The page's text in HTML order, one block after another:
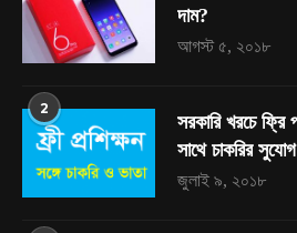
দাম?
আগস্ট ৫, ২০১৮
2
সরকারি খরচে ফ্রি
সাথে চাকরির সুযোগ
জুলাই ৯, ২০১৮